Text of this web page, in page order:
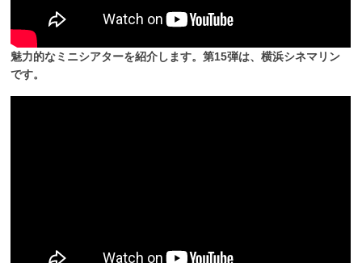
魅力的なミニシアターを紹介します。第15弾は、横浜シネマリン
です。